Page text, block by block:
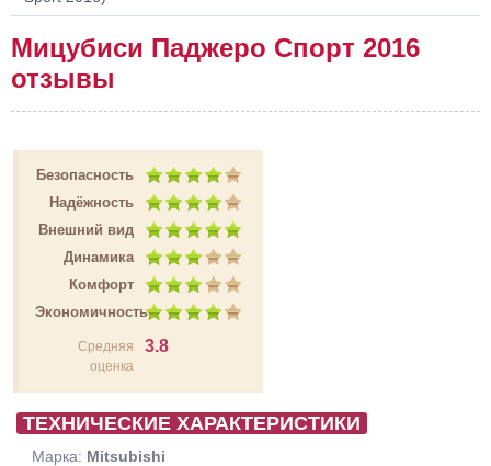
Мицубиси Паджеро Спорт 2016
отзывы
Безопасность
Надёжность
Внешний вид
Динамика
Комфорт
Экономичность
Средняя
оценка
3.8
ТЕХНИЧЕСКИЕ ХАРАКТЕРИСТИКИ
Марка: Mitsubishi